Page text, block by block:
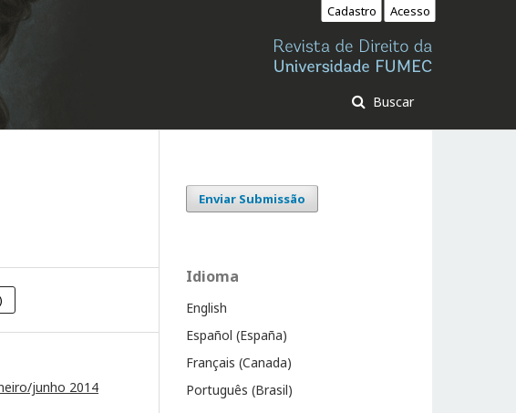
Buscar
Cadastro Acesso
junho 2014
Enviar Submissão
Idioma
English
Español (España)
Français (Canada)
Português (Brasil)